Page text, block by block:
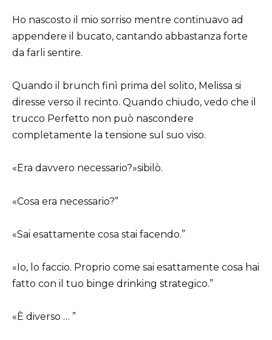
Ho nascosto il mio sorriso mentre continuavo ad
appendere il bucato, cantando abbastanza forte
da farli sentire.
Quando il brunch finì prima del solito, Melissa si
diresse verso il recinto. Quando chiudo, vedo che il
trucco Perfetto non può nascondere
completamente la tensione sul suo viso.
«Era davvero necessario?»sibilò.
«Cosa era necessario?”
«Sai esattamente cosa stai facendo.”
«Io, lo faccio. Proprio come sai esattamente cosa hai
fatto con il tuo binge drinking strategico.”
«È diverso … ”